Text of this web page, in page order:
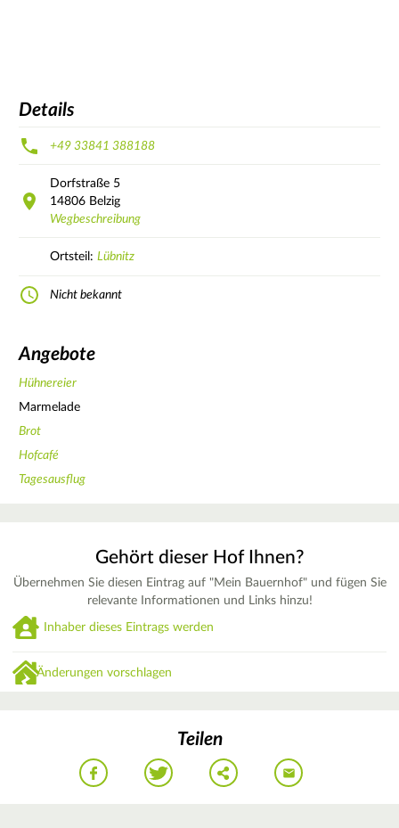
Details
+49 33841 388188
Dorfstraße 5
14806 Belzig
Wegbeschreibung
Ortsteil: Lübnitz
Nicht bekannt
Angebote
Hühnereier
Marmelade
Brot
Hofcafé
Tagesausflug
Gehört dieser Hof Ihnen?
Übernehmen Sie diesen Eintrag auf "Mein Bauernhof" und fügen Sie
relevante Informationen und Links hinzu!
Inhaber dieses Eintrags werden
Änderungen vorschlagen
Teilen